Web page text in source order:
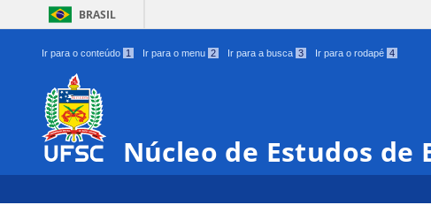
BRASIL
Ir para o conteúdo 1 Ir para o menu 2 Ir para a busca 3 Ir para o rodapé 4
Núcleo de Estudos de